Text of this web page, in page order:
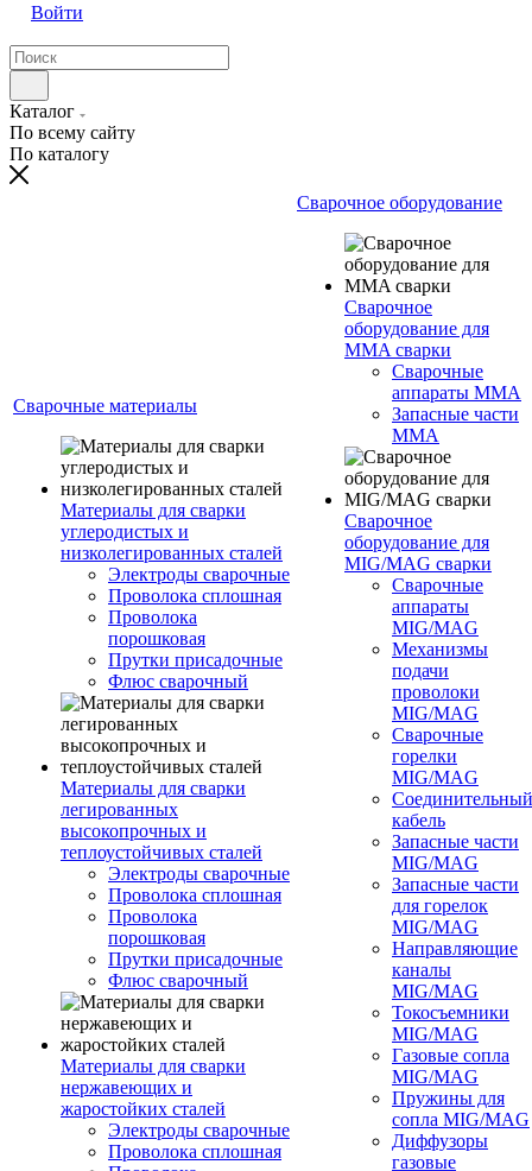
Войти
Каталог
По всему сайту
По каталогу
Сварочные материалы
Материалы для сварки
углеродистых и
низколегированных сталей
Электроды сварочные
Проволока сплошная
Проволока
порошковая
Прутки присадочные
Флюс сварочный
Материалы для сварки
легированных
высокопрочных и
теплоустойчивых сталей
Электроды сварочные
Проволока сплошная
Проволока
порошковая
Прутки присадочные
Флюс сварочный
Материалы для сварки
нержавеющих и
жаростойких сталей
Электроды сварочные
Проволока сплошная
Сварочное оборудование
Сварочное
оборудование для
MMA сварки
Сварочные
аппараты MMA
Запасные части
MMA
Сварочное
оборудование для
MIG/MAG сварки
Сварочные
аппараты
MIG/MAG
Механизмы
подачи
проволоки
MIG/MAG
Сварочные
горелки
MIG/MAG
Соединительный
кабель
Запасные части
MIG/MAG
Запасные части
для горелок
MIG/MAG
Направляющие
каналы
MIG/MAG
Токосъемники
MIG/MAG
Газовые сопла
MIG/MAG
Пружины для
сопла MIG/MAG
Диффузоры
газовые